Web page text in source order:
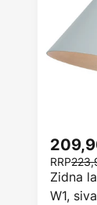
Zidna
W1,
RRP